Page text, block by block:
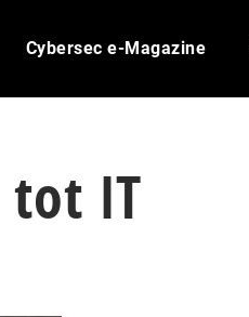
Cybersec e-Magazine
tot IT